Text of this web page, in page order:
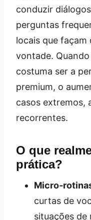
conduzir
perguntas
locais que façam
vontade.
costuma ser a
premium, o
casos extremos,
recorrentes.
O que
prática?
curtas de
situações de